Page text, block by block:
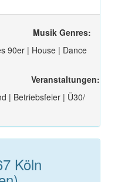
Musik Genres:
90er | House | Dance
Veranstaltungen:
| Betriebsfeier | Ü30/
Köln